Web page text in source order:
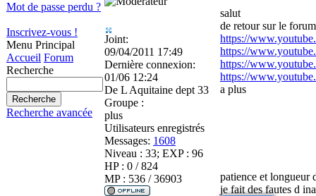
Mot de passe perdu ?
Inscrivez-vous !
Menu Principal
Accueil Forum
Recherche
Recherche avancée
Joint:
09/04/2011 17:49
Dernière connexion:
01/06 12:24
De L Aquitaine dept 33
Groupe :
plus
Utilisateurs enregistrés
Messages: 1608
Niveau : 33; EXP : 96
HP : 0 / 824
MP : 536 / 36903
salut
de retour sur le
https://
https://
https://
https://
a plus
patience et longueur
je fait des fautes d